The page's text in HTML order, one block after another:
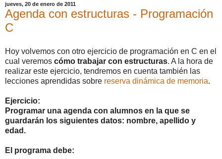
jueves, 20 de enero de 2011
Agenda con estructuras - Programación
C
Hoy volvemos con otro ejercicio de programación en C en el
cual veremos cómo trabajar con estructuras. A la hora de
realizar este ejercicio, tendremos en cuenta también las
lecciones aprendidas sobre reserva dinámica de memoria.
Ejercicio:
Programar una agenda con alumnos en la que se
guardarán los siguientes datos: nombre, apellido y
edad.
El programa debe: